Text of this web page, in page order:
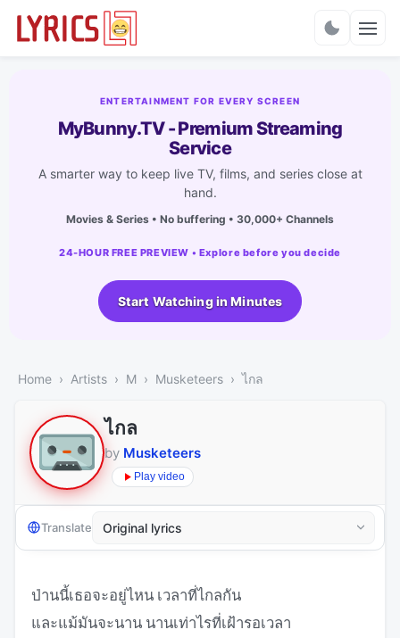
ENTERTAINMENT FOR EVERY SCREEN
MyBunny.TV - Premium Streaming
Service
A smarter way to keep live TV, films, and series close at
hand.
Movies & Series • No buffering • 30,000+ Channels
24-HOUR FREE PREVIEW • Explore before you decide
Start Watching in Minutes
Home Artists M Musketeers ไกล
ไกล
by Musketeers
Play video
Translate
ป่านนี้เธอจะอยู่ไหน เวลาที่ไกลกัน
และแม้มันจะนาน นานเท่าไรที่เฝ้ารอเวลา